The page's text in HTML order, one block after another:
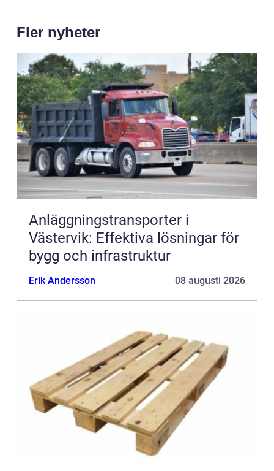
Fler nyheter
Anläggningstransporter i
Västervik: Effektiva lösningar för
bygg och infrastruktur
Erik Andersson 08 augusti 2026